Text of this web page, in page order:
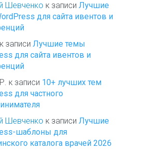
Шевченко к записи Лучшие
для сайта ивентов и
к записи Лучшие темы
для сайта ивентов и
к записи 10+ лучших тем
для частного
Шевченко к записи Лучшие
шаблоны для
каталога врачей 2026